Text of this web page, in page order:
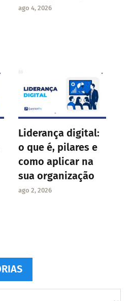
ago 4, 2026
Liderança digital:
o que é, pilares e
como aplicar na
sua organização
ago 2, 2026